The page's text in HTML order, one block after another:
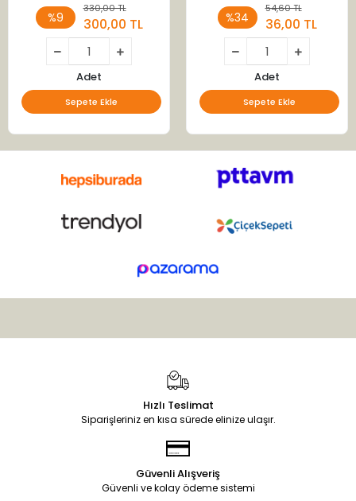
%9
330,00 TL
300,00 TL
Adet
Sepete Ekle
%34
54,60 TL
36,00 TL
Adet
Sepete Ekle
Hızlı Teslimat
Siparişleriniz en kısa sürede elinize ulaşır.
Güvenli Alışveriş
Güvenli ve kolay ödeme sistemi